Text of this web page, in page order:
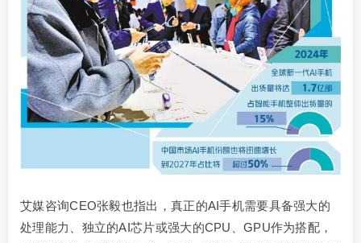
艾媒咨询CEO张毅也指出，真正的AI手机需要具备强大的
处理能力、独立的AI芯片或强大的CPU、GPU作为搭配，